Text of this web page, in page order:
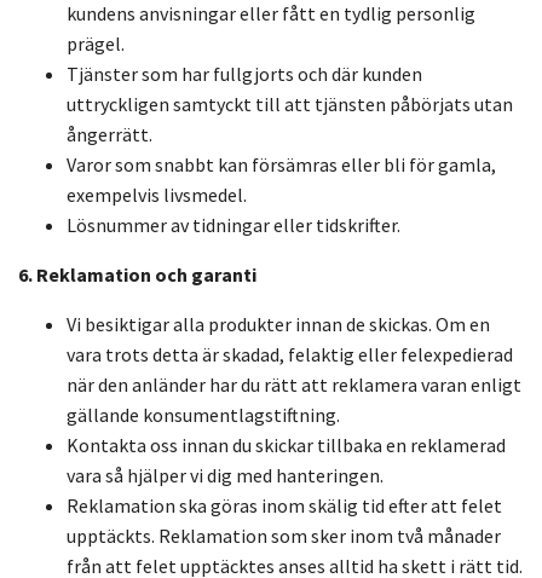
kundens anvisningar eller fått en tydlig personlig
prägel.
Tjänster som har fullgjorts och där kunden
uttryckligen samtyckt till att tjänsten påbörjats utan
ångerrätt.
Varor som snabbt kan försämras eller bli för gamla,
exempelvis livsmedel.
Lösnummer av tidningar eller tidskrifter.
6. Reklamation och garanti
Vi besiktigar alla produkter innan de skickas. Om en
vara trots detta är skadad, felaktig eller felexpedierad
när den anländer har du rätt att reklamera varan enligt
gällande konsumentlagstiftning.
Kontakta oss innan du skickar tillbaka en reklamerad
vara så hjälper vi dig med hanteringen.
Reklamation ska göras inom skälig tid efter att felet
upptäckts. Reklamation som sker inom två månader
från att felet upptäcktes anses alltid ha skett i rätt tid.